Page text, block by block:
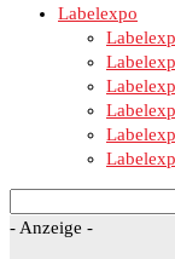
Labelexpo
- Anzeige -